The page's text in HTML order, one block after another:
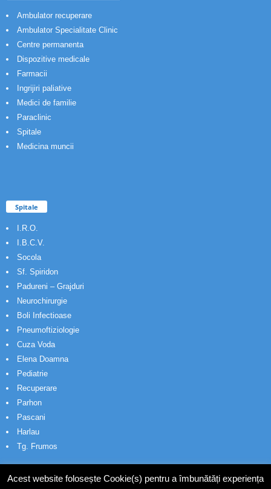
Ambulator recuperare
Ambulator Specialitate Clinic
Centre permanenta
Dispozitive medicale
Farmacii
Ingrijiri paliative
Medici de familie
Paraclinic
Spitale
Medicina muncii
Spitale
I.R.O.
I.B.C.V.
Socola
Sf. Spiridon
Padureni – Grajduri
Neurochirurgie
Boli Infectioase
Pneumoftiziologie
Cuza Voda
Elena Doamna
Pediatrie
Recuperare
Parhon
Pascani
Harlau
Tg. Frumos
Acest website folosește Cookie(s) pentru a îmbunătăți experiența